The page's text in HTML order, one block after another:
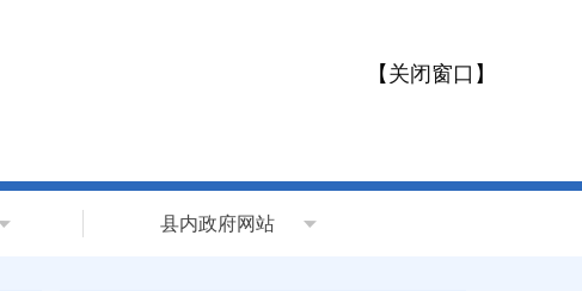
【 关闭窗口 】
县内政府网站